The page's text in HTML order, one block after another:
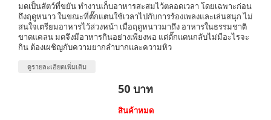
มดเป็นสัตว์ที่ขยัน ทำงานเก็บอาหารสะสมไว้ตลอดเวลา โดยเฉพาะก่อน
ถึงฤดูหนาว ในขณะที่ตั๊กแตนใช้เวลาไปกับการร้องเพลงและเล่นสนุก ไม่
สนใจเตรียมอาหารไว้ล่วงหน้า เมื่อฤดูหนาวมาถึง อาหารในธรรมชาติ
ขาดแคลน มดจึงมีอาหารกินอย่างเพียงพอ แต่ตั๊กแตนกลับไม่มีอะไรจะ
กิน ต้องเผชิญกับความยากลำบากและความหิว
ดูรายละเอียดเพิ่มเติม
50 บาท
สินค้าหมด